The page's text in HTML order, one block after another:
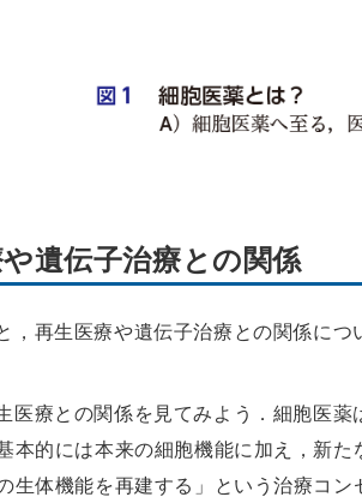
遺伝子治療との関係
，再生医療や遺伝子治療との関係に
医療との関係を見てみよう．細胞医
本的には本来の細胞機能に加え，新
生体機能を再建する」という治療コ